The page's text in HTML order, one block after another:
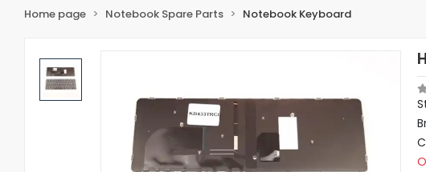
Home page Notebook Spare Parts Notebook Keyboard